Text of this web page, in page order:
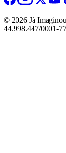
© 2026 Já
44.998.447/0001-